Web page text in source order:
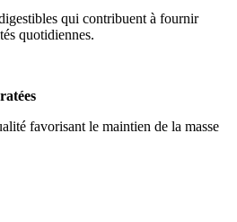
qui contribuent à fournir
quotidiennes.
favorisant le maintien de la masse